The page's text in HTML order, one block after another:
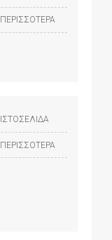
ΠΕΡΙΣΣΟΤΕΡΑ
ΙΣΤΟΣΕΛΙΔΑ
ΠΕΡΙΣΣΟΤΕΡΑ